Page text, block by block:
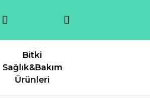
Bitki
Sağlık&Bakım
Ürünleri